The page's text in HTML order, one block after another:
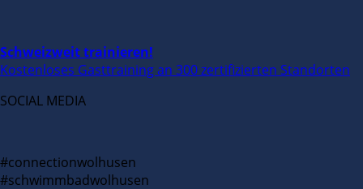
Schweizweit trainieren!
Kostenloses Gasttraining an 300 zertifizierten Standorten
SOCIAL MEDIA
#connectionwolhusen
#schwimmbadwolhusen